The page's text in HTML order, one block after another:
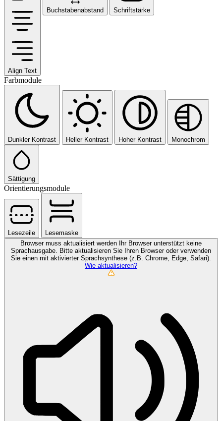
Align Text
Buchstabenabstand Schriftstärke
Farbmodule
Dunkler Kontrast Heller Kontrast Hoher Kontrast Monochrom
Sättigung
Orientierungsmodule
Lesezeile
Lesemaske
Browser muss aktualisiert werden
Ihr Browser unterstützt keine
Sprachausgabe. Bitte aktualisieren Sie Ihren Browser oder verwenden
Sie einen mit aktivierter Sprachsynthese (z.B. Chrome, Edge, Safari).
Wie aktualisieren?